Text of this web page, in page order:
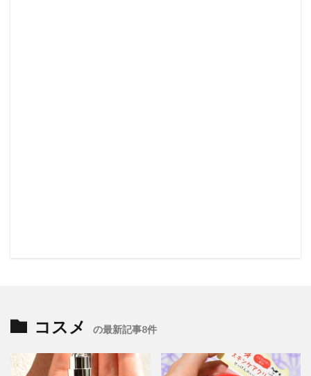
コスメ の最新記事8件